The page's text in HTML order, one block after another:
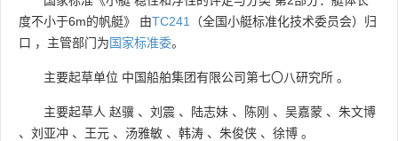
度不小于6m的帆艇》 由TC241
（全国小艇标准化技术委员会）归
口 ，主管部门为国家标准委。
主要起草单位 中国船舶集团有限公司第七〇八研究所 。
主要起草人 赵骥 、 刘震 、 陆志妹 、 陈刚 、 吴嘉蒙 、 朱文博
、 刘亚冲 、 王元 、 汤雅敏 、 韩涛 、 朱俊侠 、 徐博 。